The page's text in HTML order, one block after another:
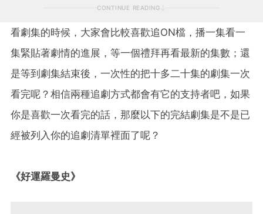
CONTINUE READING
看劇集的時候，大家會比較喜歡追ON檔，播一集看一
集緊貼著劇情的進展，等一個禮拜再看最新的集數；還
是等到劇集結束後，一次性的把十多二十集的劇集一次
看完呢？相信兩種追劇方式都會有它的支持者吧，如果
你是喜歡一次看完的話，那麼以下的完結劇集是不是已
經被列入你的追劇清單裡面了呢？
《好運羅曼史》